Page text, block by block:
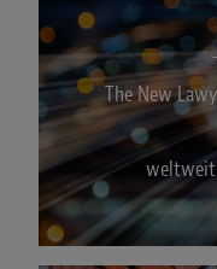
The New
weltweit